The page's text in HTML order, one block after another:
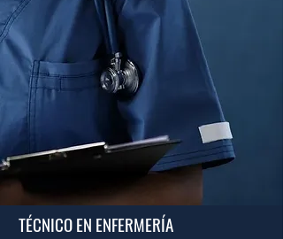
TÉCNICO EN ENFERMERÍA